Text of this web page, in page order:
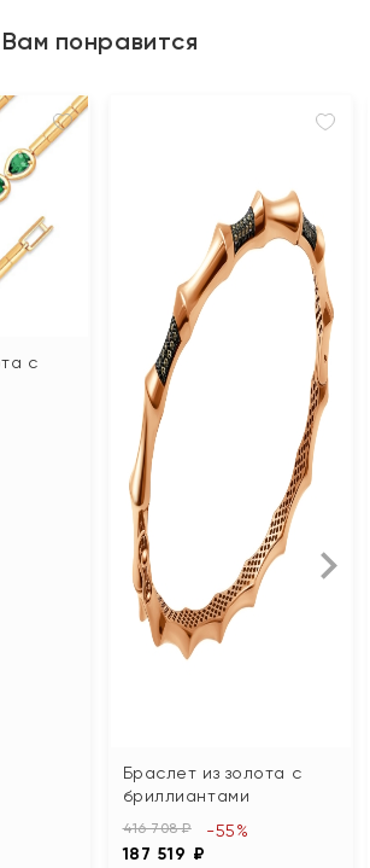
Вам понравится
с
Браслет из золота с
бриллиантами
416 708 ₽
187 519 ₽
-55%